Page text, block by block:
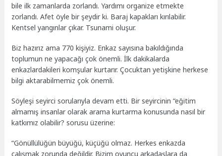
bile ilk zamanlarda zorlandı. Yardımı organize etmekte
zorlandı. Afet öyle bir şeydir ki. Baraj kapakları kırılabilir.
Kentsel yangınlar çıkar. Tsunami oluşur.
Biz hazırız ama 770 kişiyiz. Enkaz sayısına bakıldığında
toplumun ne yapacağı çok önemli. İlk dakikalarda
enkazlardakileri komşular kurtarır. Çocuktan yetişkine herkese
bilgi aktarabilmemiz çok önemli.
Söyleşi seyirci sorularıyla devam etti. Bir seyircinin “eğitim
almamış insanlar olarak arama kurtarma konusunda nasıl bir
katkımız olabilir? sorusu üzerine:
“Gönüllülüğün büyüğü, küçüğü olmaz. Herkes enkazda
çalışmak zorunda değildir. Bizim oyuncu arkadaşlara da